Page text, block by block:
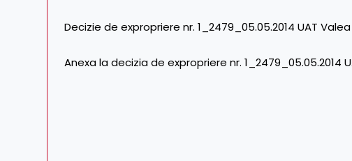
Decizie de expropriere nr. 1_2479_05.05.2014 UAT
Anexa la decizia de expropriere nr. 1_2479_05.05.2014